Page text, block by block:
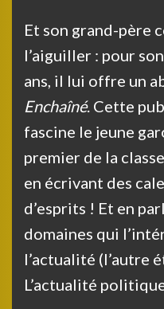
Et son grand-père
l’aiguiller : pour
ans, il lui offre un
Enchaîné. Cette
fascine le jeune
premier de la
en écrivant des
d’esprits ! Et en
domaines qui
l’actualité (l’autre
L’actualité